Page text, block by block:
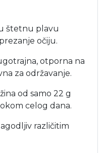
štetnu plavu
očiju.
otporna na
za održavanje.
od samo 22 g
celog dana.
različitim